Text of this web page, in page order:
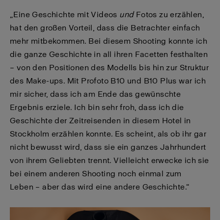
„Eine Geschichte mit Videos und Fotos zu erzählen,
hat den großen Vorteil, dass die Betrachter einfach
mehr mitbekommen. Bei diesem Shooting konnte ich
die ganze Geschichte in all ihren Facetten festhalten
– von den Positionen des Modells bis hin zur Struktur
des Make-ups. Mit Profoto B10 und B10 Plus war ich
mir sicher, dass ich am Ende das gewünschte
Ergebnis erziele. Ich bin sehr froh, dass ich die
Geschichte der Zeitreisenden in diesem Hotel in
Stockholm erzählen konnte. Es scheint, als ob ihr gar
nicht bewusst wird, dass sie ein ganzes Jahrhundert
von ihrem Geliebten trennt. Vielleicht erwecke ich sie
bei einem anderen Shooting noch einmal zum
Leben – aber das wird eine andere Geschichte.“